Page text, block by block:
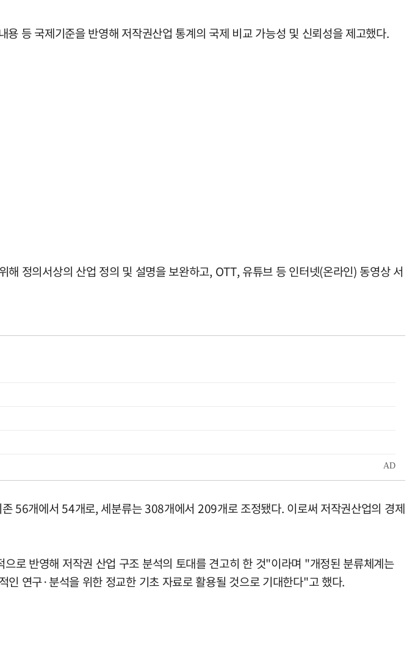
등 국제기준을 반영해 저작권산업 통계의 국제 비교 가능성 및 신뢰성을 제고했다.
정의서상의 산업 정의 및 설명을 보완하고, OTT, 유튜브 등 인터넷(온라인) 동영상 서
56개에서 54개로, 세분류는 308개에서 209개로 조정됐다. 이로써 저작권산업의 경제
로 반영해 저작권 산업 구조 분석의 토대를 견고히 한 것"이라며 "개정된 분류체계는
연구·분석을 위한 정교한 기초 자료로 활용될 것으로 기대한다"고 했다.